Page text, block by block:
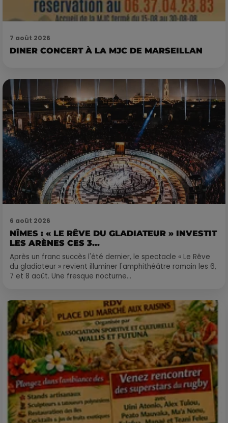
7 août 2026
DINER CONCERT À LA MJC DE MARSEILLAN
6 août 2026
NÎMES : « LE RÊVE DU GLADIATEUR » INVESTIT
LES ARÈNES CES 3...
Après un franc succès l'été dernier, le spectacle « Le Rêve
du gladiateur » revient illuminer l'amphithéâtre romain les 6,
7 et 8 août. Une fresque nocturne...